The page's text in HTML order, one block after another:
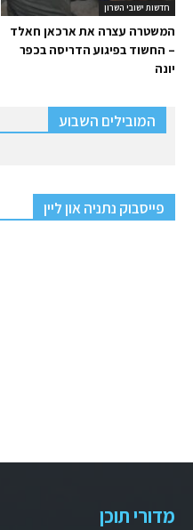
חדשות ישובי השרון
המשטרה עצרה את ארכאן חאלד
– החשוד בפיגוע הדריסה בכפר
יונה
המובילים השבוע
פייסבוק נתניה און ליין
מדורי תוכן